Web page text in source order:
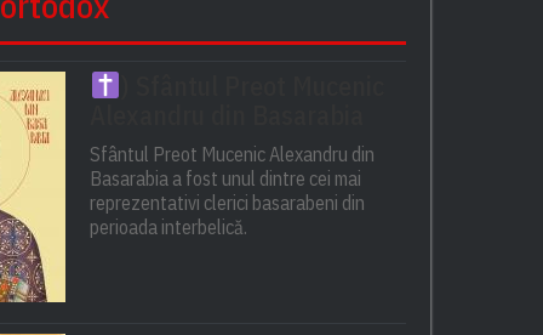
Sfântul Preot Mucenic Alexandru din
Basarabia a fost unul dintre cei mai
reprezentativi clerici basarabeni din
perioada interbelică.